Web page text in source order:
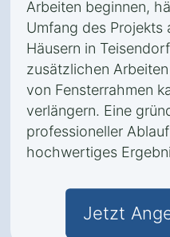
Arbeiten beginnen,
Umfang des Projekts
Häusern in
zusätzlichen
von Fensterrahmen
verlängern. Eine
professioneller
hochwertiges
Jetzt